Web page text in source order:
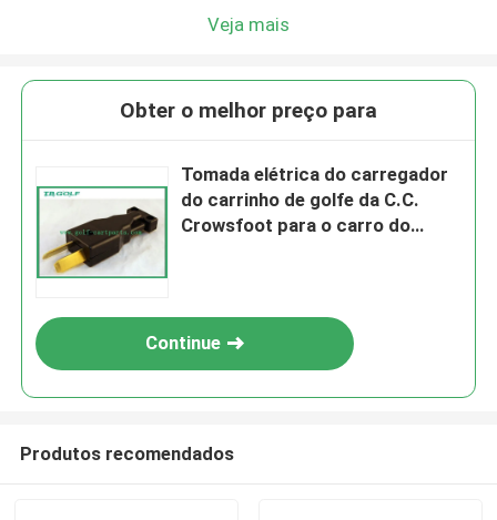
Veja mais
Obter o melhor preço para
Tomada elétrica do carregador
do carrinho de golfe da C.C.
Crowsfoot para o carro do
Continue
Produtos recomendados